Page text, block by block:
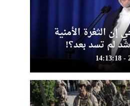
إن الثغرة الأمنية
لم تسد بعد؟!